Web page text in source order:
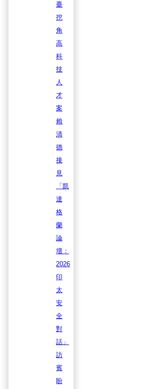
臺
挖
角
高
科
技
人
才
案
賴
清
德
接
見
「凱
達
格
蘭
論
壇：
2026
印
太
安
全
對
話」
訪
賓
盼